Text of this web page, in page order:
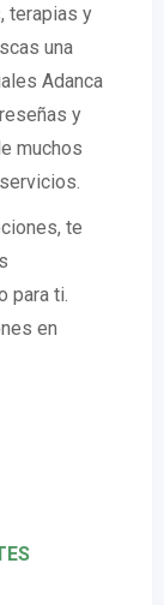
terapias y
una
Adanca
y
muchos
te
para ti.
en